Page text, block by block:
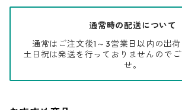
通常時の配送について
通常はご注文後1～3営業日以内の出荷
土日祝は発送を行っておりませんので
せ。